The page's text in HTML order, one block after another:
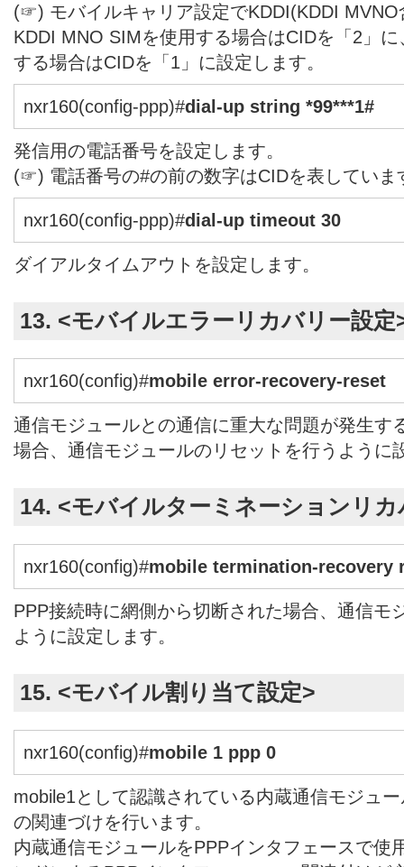
(☞) モバイルキャリア設定でKDDI(KDDI
KDDI MNO SIMを使用する場合はCIDを「2」
する場合はCIDを「1」に設定します。
nxr160(config-ppp)#dial-up string *99***1#
発信用の電話番号を設定します。
(☞) 電話番号の#の前の数字はCIDを表していま
nxr160(config-ppp)#dial-up timeout 30
ダイアルタイムアウトを設定します。
13. <モバイルエラーリカバリー設定
nxr160(config)#mobile error-recovery-reset
通信モジュールとの通信に重大な問題が発生す
場合、通信モジュールのリセットを行うように
14. <モバイルターミネーションリカ
nxr160(config)#mobile termination-recovery
PPP接続時に網側から切断された場合、通信モ
ように設定します。
15. <モバイル割り当て設定>
nxr160(config)#mobile 1 ppp 0
mobile1として認識されている内蔵通信モジュ
の関連づけを行います。
内蔵通信モジュールをPPPインタフェースで使